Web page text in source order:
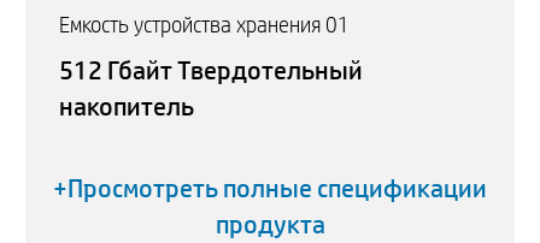
Емкость устройства хранения 01
512 Гбайт Твердотельный
накопитель
+Просмотреть полные спецификации
продукта